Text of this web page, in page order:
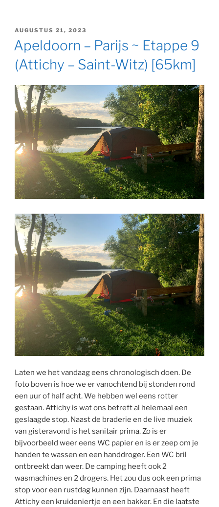
GEPLAATST
OP
AUGUSTUS 21, 2023
Apeldoorn – Parijs ~ Etappe 9
(Attichy – Saint-Witz) [65km]
Laten we het vandaag eens chronologisch doen. De
foto boven is hoe we er vanochtend bij stonden rond
een uur of half acht. We hebben wel eens rotter
gestaan. Attichy is wat ons betreft al helemaal een
geslaagde stop. Naast de braderie en de live muziek
van gisteravond is het sanitair prima. Zo is er
bijvoorbeeld weer eens WC papier en is er zeep om je
handen te wassen en een handdroger. Een WC bril
ontbreekt dan weer. De camping heeft ook 2
wasmachines en 2 drogers. Het zou dus ook een prima
stop voor een rustdag kunnen zijn. Daarnaast heeft
Attichy een kruideniertje en een bakker. En die laatste